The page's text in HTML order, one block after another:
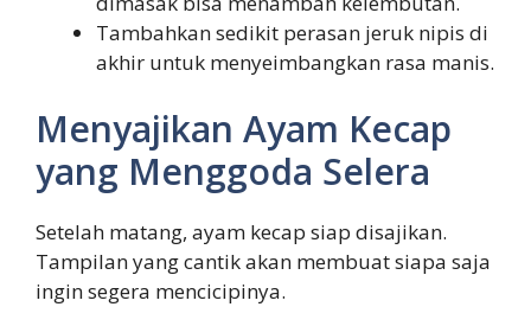
Tambahkan sedikit perasan jeruk nipis di
akhir untuk menyeimbangkan rasa manis.
Menyajikan Ayam Kecap
yang Menggoda Selera
Setelah matang, ayam kecap siap disajikan.
Tampilan yang cantik akan membuat siapa saja
ingin segera mencicipinya.